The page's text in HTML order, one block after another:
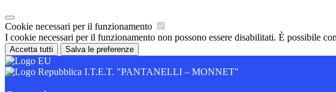
Cookie necessari per il funzionamento
I cookie necessari per il funzionamento non possono essere disabilitati. È possibile
Accetta tutti Salva le preferenze
I.T.E.T. "PANTANELLI – MONNET"